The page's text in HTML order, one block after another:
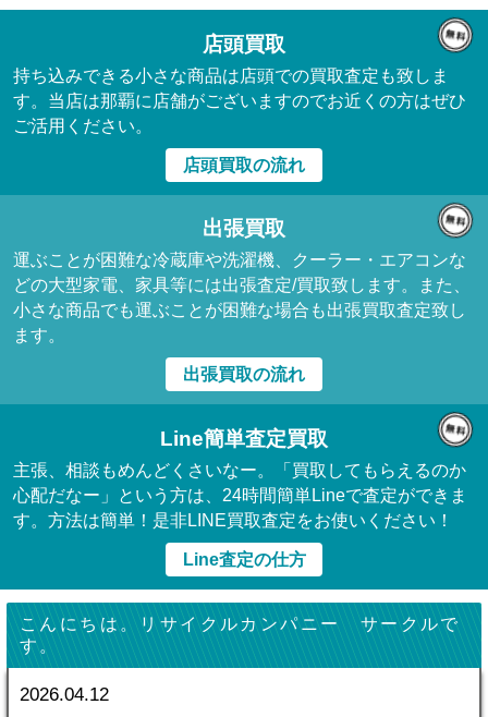
店頭買取
持ち込みできる小さな商品は店頭での買取査定も致しま
す。当店は那覇に店舗がございますのでお近くの方はぜひ
ご活用ください。
店頭買取の流れ
出張買取
運ぶことが困難な冷蔵庫や洗濯機、クーラー・エアコンな
どの大型家電、家具等には出張査定/買取致します。また、
小さな商品でも運ぶことが困難な場合も出張買取査定致し
ます。
出張買取の流れ
Line簡単査定買取
主張、相談もめんどくさいなー。「買取してもらえるのか
心配だなー」という方は、24時間簡単Lineで査定ができま
す。方法は簡単！是非LINE買取査定をお使いください！
Line査定の仕方
こんにちは。リサイクルカンパニー サークルで
す。
2026.04.12